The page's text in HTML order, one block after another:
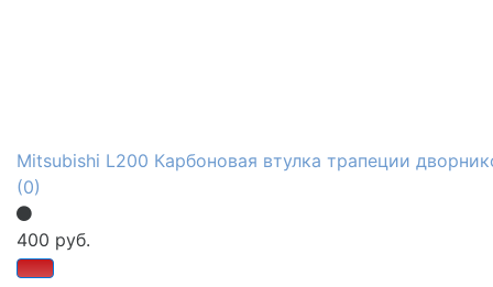
Mitsubishi L200 Карбоновая втулка трапеции
(0)
400 руб.